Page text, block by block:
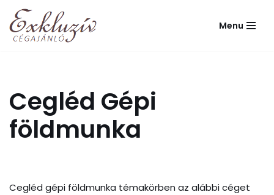
Skip
Menu
Cegléd Gépi
földmunka
Cegléd gépi földmunka témakörben az alábbi céget